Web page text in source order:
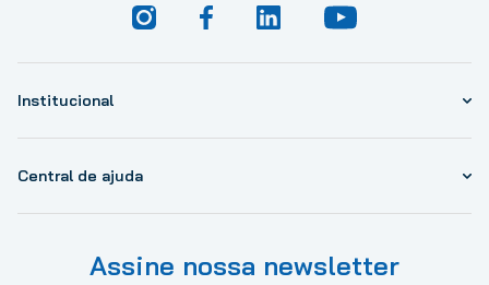
Institucional
Central de ajuda
Assine nossa newsletter